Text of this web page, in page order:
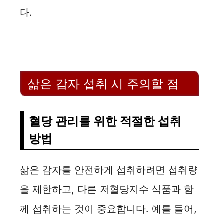
다.
삶은 감자 섭취 시 주의할 점
혈당 관리를 위한 적절한 섭취
방법
삶은 감자를 안전하게 섭취하려면 섭취량
을 제한하고, 다른 저혈당지수 식품과 함
께 섭취하는 것이 중요합니다. 예를 들어,